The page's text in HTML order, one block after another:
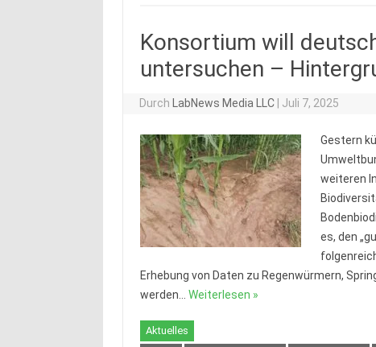
Konsortium will
untersuchen –
Durch LabNews Media LLC Juli 7, 2025
Gestern
weiteren
es, den
Erhebung von Daten zu Regenwürmern,
werden… Weiterlesen »
Aktuelles